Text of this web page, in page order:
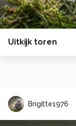
Uitkijk toren
Brigitte1976